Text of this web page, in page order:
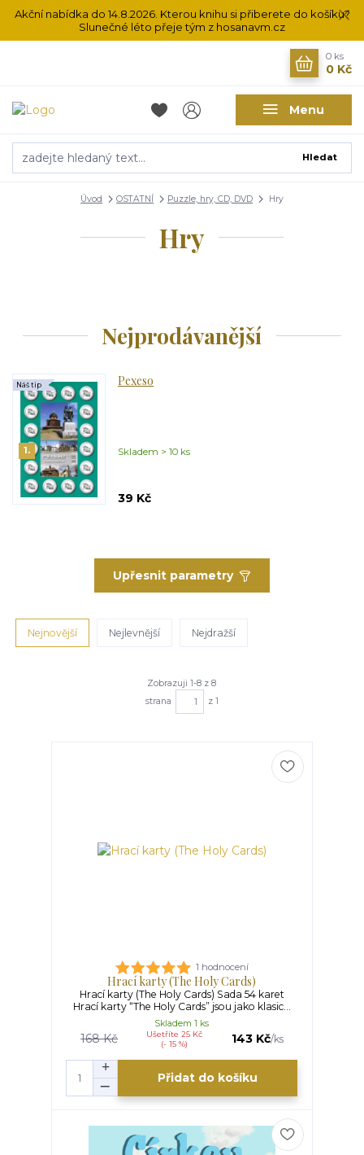
Akční nabídka do 14.8.2026. Kterou knihu si přiberete do košíku?
Slunečné léto přeje tým z hosanavm.cz
Menu
Hledat
0 ks
0 Kč
Úvod OSTATNÍ Puzzle, hry, CD, DVD Hry
Hry
Nejprodávanější
1.
Pexeso
Skladem > 10 ks
Náš tip
39 Kč
Upřesnit parametry
Nejnovější Nejlevnější Nejdražší
Zobrazuji 1-8 z 8
strana
z 1
1 hodnocení
Hrací karty (The Holy Cards)
Hrací karty (The Holy Cards) Sada 54 karet
Hrací karty “The Holy Cards” jsou jako klasic...
168 Kč
Ušetříte 25 Kč
(- 15 %)
143 Kč/ks
Skladem 1 ks
Přidat do košíku